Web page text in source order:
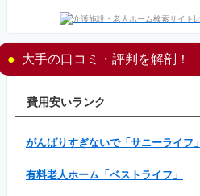
大手の口コミ・評判を解剖！
費用安いランク
がんばりすぎないで「サニーライフ」
有料老人ホーム「ベストライフ」